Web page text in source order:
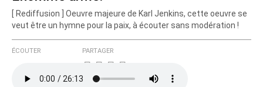
[ Rediffusion ] Oeuvre majeure de Karl Jenkins, cette oeuvre se
veut être un hymne pour la paix, à écouter sans modération !
ÉCOUTER PARTAGER